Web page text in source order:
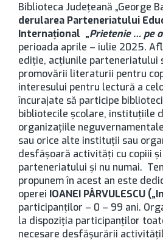
Biblioteca Judeţeană „George
derularea Parteneriatului
Internațional „Prietenie … pe
perioada aprile – iulie 2025.
ediție, acțiunile parteneriatului
promovării literaturii pentru
interesului pentru lectură a
încurajate să participe
bibliotecile școlare, instituţiile
organizațiile
sau orice alte instituţii sau
desfășoară activități cu copiii
parteneriatului şi nu numai.
propunem în acest an este
operei IOANEI PÂRVULESCU
participanţilor – 0 – 99 ani.
la dispoziția participanților
necesare desfășurării